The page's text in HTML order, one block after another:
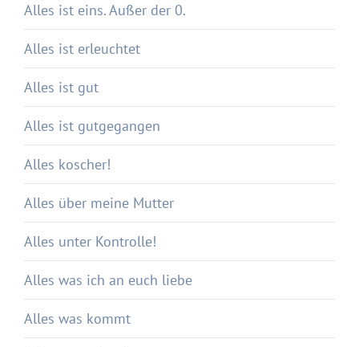
Alles ist eins. Außer der 0.
Alles ist erleuchtet
Alles ist gut
Alles ist gutgegangen
Alles koscher!
Alles über meine Mutter
Alles unter Kontrolle!
Alles was ich an euch liebe
Alles was kommt